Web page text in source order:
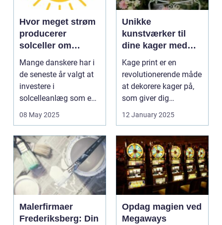
Hvor meget strøm
producerer
solceller om
vinteren?
Mange danskere har i
de seneste år valgt at
investere i
solcelleanlæg som en
bæred...
08 May 2025
Unikke
kunstværker til
dine kager med
kage print
Kage print er en
revolutionerende måde
at dekorere kager på,
som giver dig
mulighed for ...
12 January 2025
Malerfirmaer
Frederiksberg: Din
Opdag magien ved
Megaways